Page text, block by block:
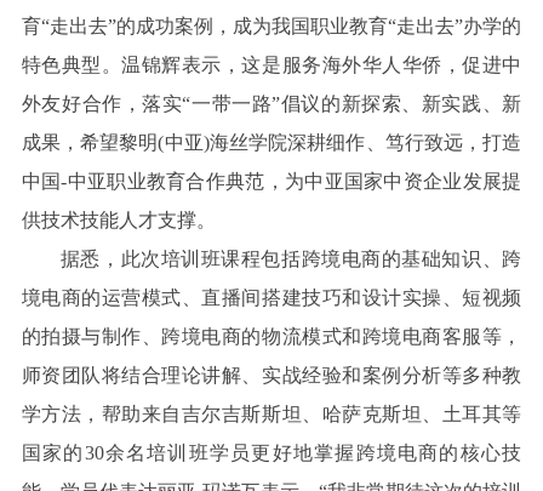
育“走出去”的成功案例，成为我国职业教育“走出去”办学的
特色典型。温锦辉表示，这是服务海外华人华侨，促进中
外友好合作，落实“一带一路”倡议的新探索、新实践、新
成果，希望黎明(中亚)海丝学院深耕细作、笃行致远，打造
中国-中亚职业教育合作典范，为中亚国家中资企业发展提
供技术技能人才支撑。
据悉，此次培训班课程包括跨境电商的基础知识、跨
境电商的运营模式、直播间搭建技巧和设计实操、短视频
的拍摄与制作、跨境电商的物流模式和跨境电商客服等，
师资团队将结合理论讲解、实战经验和案例分析等多种教
学方法，帮助来自吉尔吉斯斯坦、哈萨克斯坦、土耳其等
国家的30余名培训班学员更好地掌握跨境电商的核心技